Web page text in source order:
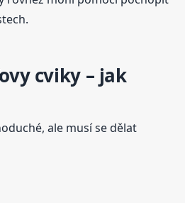
cviky – jak
ale musí se dělat